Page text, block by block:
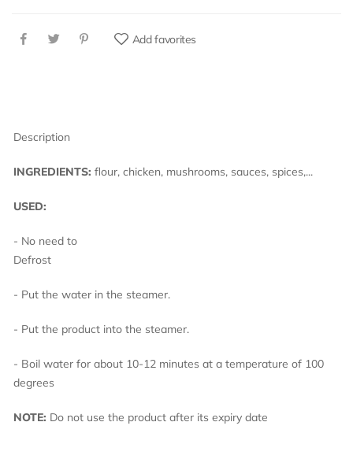
Add favorites
Description
INGREDIENTS: flour, chicken, mushrooms, sauces, spices,...
USED:
- No need to
- Put the water in the steamer.
- Put the product into the steamer.
- Boil water for about 10-12 minutes at a temperature of 100
degrees
NOTE: Do not use the product after its expiry date